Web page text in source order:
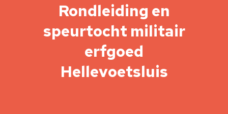
Rondleiding en
speurtocht militair
erfgoed
Hellevoetsluis